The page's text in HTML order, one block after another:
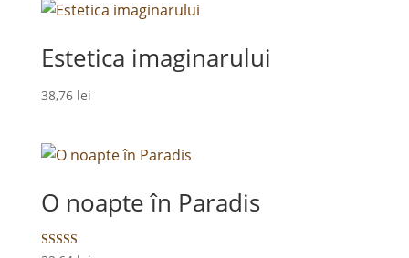
Estetica imaginarului
38,76 lei
O noapte în Paradis